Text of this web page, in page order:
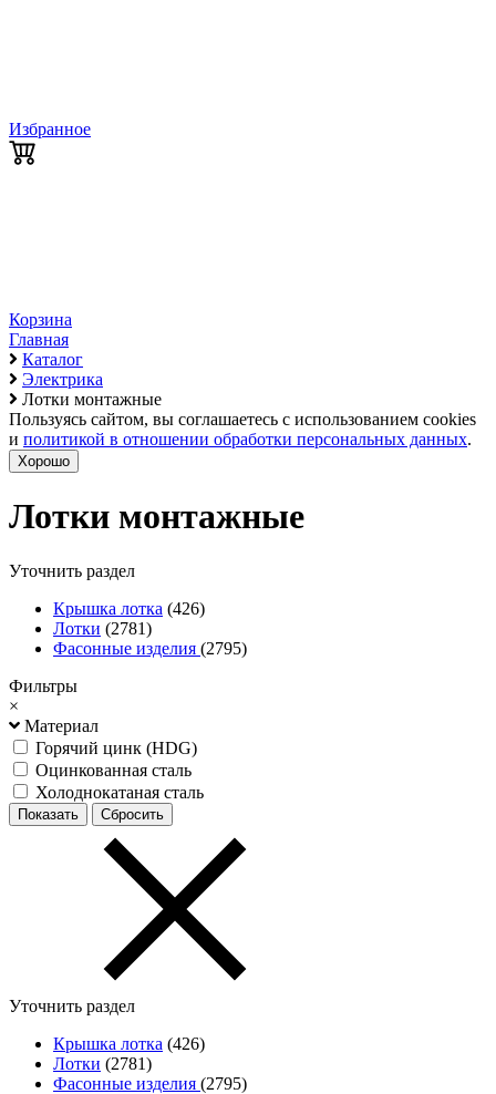
Избранное
Корзина
Главная
Каталог
Электрика
Лотки монтажные
Пользуясь сайтом, вы соглашаетесь с использованием cookies
и политикой в отношении обработки персональных данных.
Хорошо
Лотки монтажные
Уточнить раздел
Крышка лотка (426)
Лотки (2781)
Фасонные изделия (2795)
Фильтры
×
Материал
Горячий цинк (HDG)
Оцинкованная сталь
Холоднокатаная сталь
Уточнить раздел
Крышка лотка (426)
Лотки (2781)
Фасонные изделия (2795)